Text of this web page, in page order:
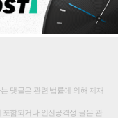
댓글은 관련 법률에 의해 제재
함되거나 인신공격성 글은 관